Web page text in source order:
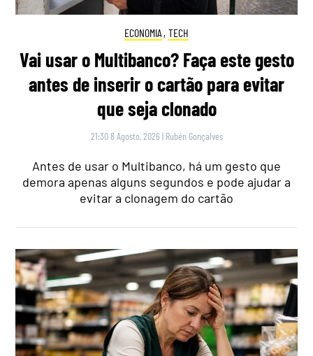
ECONOMIA , TECH
Vai usar o Multibanco? Faça este gesto
antes de inserir o cartão para evitar
que seja clonado
21:30 8 Agosto, 2026 | Rubén Gonçalves
Antes de usar o Multibanco, há um gesto que
demora apenas alguns segundos e pode ajudar a
evitar a clonagem do cartão